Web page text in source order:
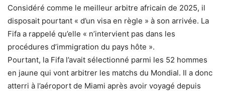
Considéré comme le meilleur arbitre africain de 2025, il
disposait pourtant « d’un visa en règle » à son arrivée. La
Fifa a rappelé qu’elle « n’intervient pas dans les
procédures d’immigration du pays hôte ».
Pourtant, la Fifa l’avait sélectionné parmi les 52 hommes
en jaune qui vont arbitrer les matchs du Mondial. Il a donc
atterri à l’aéroport de Miami après avoir voyagé depuis